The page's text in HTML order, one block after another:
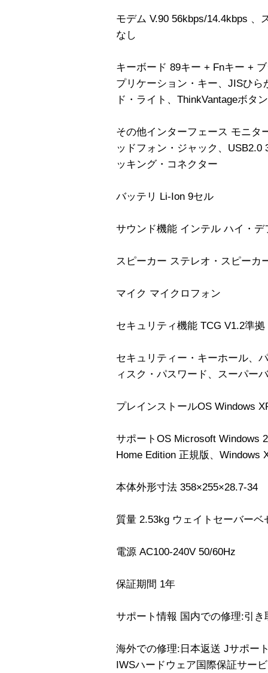
モデム V.90 56kbps/14.4kbps 、
なし
キーボード 89キー + Fnキー +
プリケーション・キー、JISひ
ド・ライト、ThinkVantageボタ
その他インターフェース モニタ
ッドフォン・ジャック、
ッキング・コネクター
バッテリ Li-Ion 9セル
サウンド機能 インテル ハイ・
スピーカー ステレオ・スピーカ
マイク マイクロフォン
セキュリティ機能 TCG V1.2準拠
セキュリティー・キーホール、
ィスク・パスワード、スーパー
プレインストールOS Windows
サポートOS Microsoft Windows
Home Edition 正規版、Windows
本体外形寸法 358×255×28.7-34
質量 2.53kg ウェイトセーバーベ
電源 AC100-240V 50/60Hz
保証期間 1年
サポート情報 国内での修理:引
海外での修理:日本返送 Jサポー
IWSハードウェア国際保証サー